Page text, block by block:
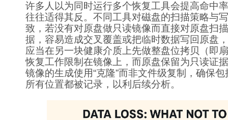
许多人以为同时运行多个恢复工具会提高命中
往往适得其反。不同工具对磁盘的扫描策略与
致，若没有对原盘做只读镜像而直接对原盘扫
据，容易造成交叉覆盖或把临时数据写回原盘
应当在另一块健康介质上先做整盘位拷贝（即
恢复工作限制在镜像上，而原盘保留为只读证
镜像的生成使用“克隆”而非文件级复制，确保
所有位置都被记录，以利后续分析。